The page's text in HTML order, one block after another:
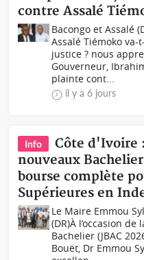
contre Assalé
Bacongo et Assalé
Assalé Tiémoko
justice ? nous
Gouverneur,
plainte cont...
il y a 6 jours
Info
Côte d'Ivoire
nouveaux
bourse complète
Supérieures en
Le Maire Emmou
(DR)À l’occasion
Bachelier (JBAC
Bouët, Dr Emmou